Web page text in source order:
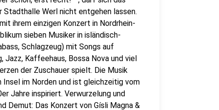
Stadthalle Werl nicht entgehen lassen.
ihrem einzigen Konzert in Nordrhein-
sieben Musiker in isländisch-
Schlagzeug) mit Songs auf
Jazz, Kaffeehaus, Bossa Nova und viel
der Zuschauer spielt. Die Musik
im Norden und ist gleichzeitig vom
Jahre inspiriert. Verwurzelung und
Demut: Das Konzert von Gísli Magna &